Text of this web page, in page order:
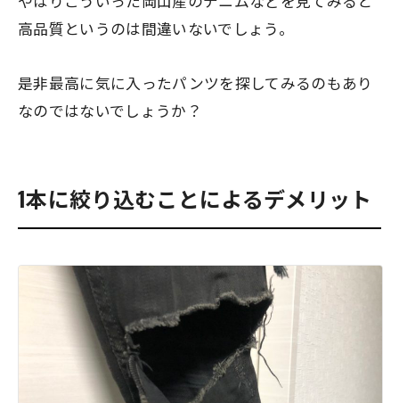
高品質というのは間違いないでしょう。
是非最高に気に入ったパンツを探してみるのもあり
なのではないでしょうか？
1本に絞り込むことによるデメリット